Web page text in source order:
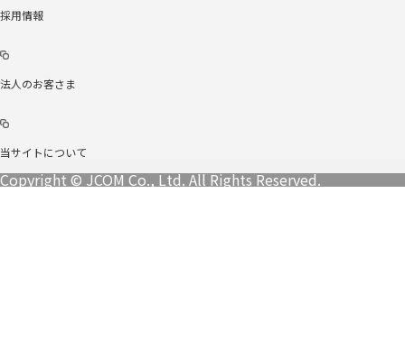
採用情報
法人のお客さま
当サイトについて
Copyright © JCOM Co., Ltd. All Rights Reserved.